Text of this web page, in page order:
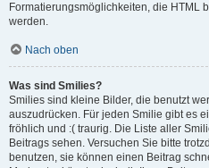
Formatierungsmöglichkeiten, die HTML
werden.
Nach oben
Was sind Smilies?
Smilies sind kleine Bilder, die benutzt
auszudrücken. Für jeden Smilie gibt es
fröhlich und :( traurig. Die Liste aller
Beitrags sehen. Versuchen Sie bitte
benutzen, sie können einen Beitrag